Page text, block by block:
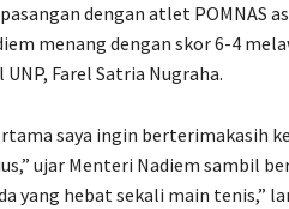
dengan atlet POMNAS
menang dengan skor 6-4
UNP, Farel Satria Nugraha.
saya ingin berterimakasih
ujar Menteri Nadiem sambil
yang hebat sekali main tenis,”